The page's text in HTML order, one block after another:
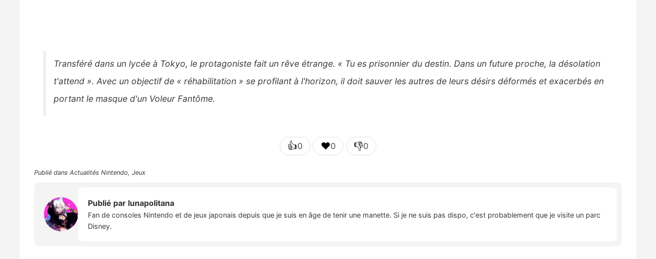
Transféré dans un lycée à Tokyo, le protagoniste fait un rêve étrange. « Tu es prisonnier du destin. Dans un future proche, la désolation
t'attend ». Avec un objectif de « réhabilitation » se profilant à l'horizon, il doit sauver les autres de leurs désirs déformés et exacerbés en
portant le masque d'un Voleur Fantôme.
👍0 ❤️0 👎0
Publié dans Actualités Nintendo, Jeux
Publié par lunapolitana
Fan de consoles Nintendo et de jeux japonais depuis que je suis en âge de tenir une manette. Si je ne suis pas dispo, c'est probablement que je visite un parc
Disney.